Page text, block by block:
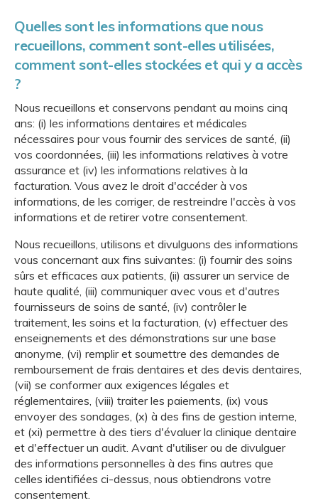
Quelles sont les informations que nous
recueillons, comment sont-elles utilisées,
comment sont-elles stockées et qui y a accès
?
Nous recueillons et conservons pendant au moins cinq
ans: (i) les informations dentaires et médicales
nécessaires pour vous fournir des services de santé, (ii)
vos coordonnées, (iii) les informations relatives à votre
assurance et (iv) les informations relatives à la
facturation. Vous avez le droit d'accéder à vos
informations, de les corriger, de restreindre l'accès à vos
informations et de retirer votre consentement.
Nous recueillons, utilisons et divulguons des informations
vous concernant aux fins suivantes: (i) fournir des soins
sûrs et efficaces aux patients, (ii) assurer un service de
haute qualité, (iii) communiquer avec vous et d'autres
fournisseurs de soins de santé, (iv) contrôler le
traitement, les soins et la facturation, (v) effectuer des
enseignements et des démonstrations sur une base
anonyme, (vi) remplir et soumettre des demandes de
remboursement de frais dentaires et des devis dentaires,
(vii) se conformer aux exigences légales et
réglementaires, (viii) traiter les paiements, (ix) vous
envoyer des sondages, (x) à des fins de gestion interne,
et (xi) permettre à des tiers d'évaluer la clinique dentaire
et d'effectuer un audit. Avant d'utiliser ou de divulguer
des informations personnelles à des fins autres que
celles identifiées ci-dessus, nous obtiendrons votre
consentement.